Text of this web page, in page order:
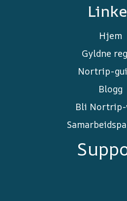
Hjem
Gyldne
Nortrip-
Blogg
Bli